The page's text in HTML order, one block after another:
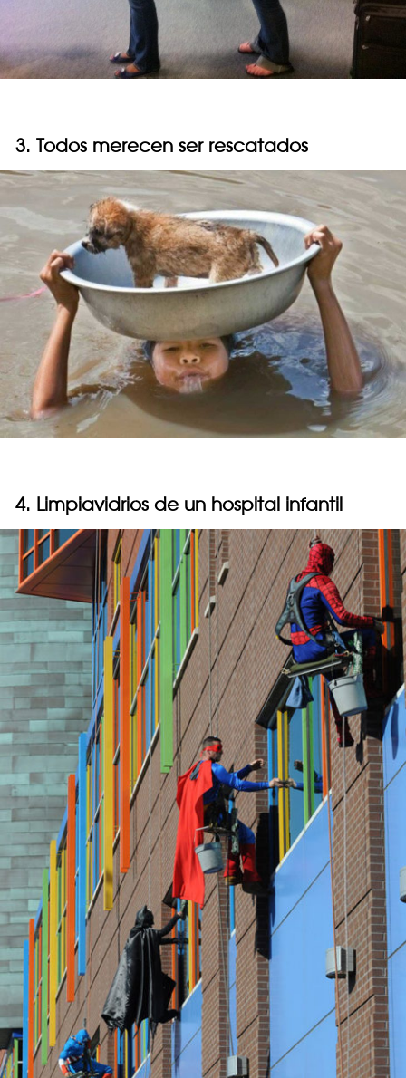
3. Todos merecen ser rescatados
4. Limpiavidrios de un hospital infantil